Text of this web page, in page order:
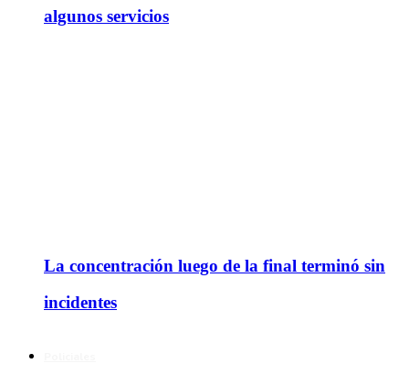
algunos servicios
La concentración luego de la final terminó sin
incidentes